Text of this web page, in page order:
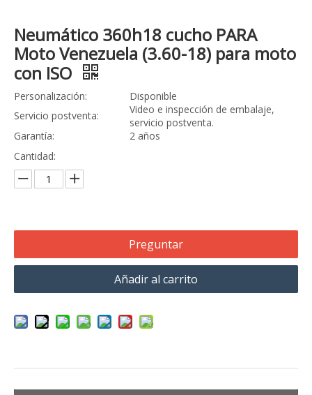
Neumático 360h18 cucho PARA
Moto Venezuela (3.60-18) para moto
con ISO
Personalización:
Disponible
Servicio postventa:
Video e inspección de embalaje,
servicio postventa.
Garantía:
2 años
Cantidad:
Preguntar
Añadir al carrito